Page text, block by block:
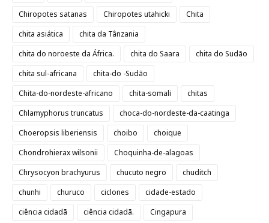
Chiropotes satanas
Chiropotes utahicki
Chita
chita asiática
chita da Tânzania
chita do noroeste da África.
chita do Saara
chita do Sudão
chita sul-africana
chita-do -Sudão
Chita-do-nordeste-africano
chita-somali
chitas
Chlamyphorus truncatus
choca-do-nordeste-da-caatinga
Choeropsis liberiensis
choibo
choique
Chondrohierax wilsonii
Choquinha-de-alagoas
Chrysocyon brachyurus
chucuto negro
chuditch
chunhi
churuco ciclones
cidade-estado
ciência cidadã
ciência cidadã.
Cingapura